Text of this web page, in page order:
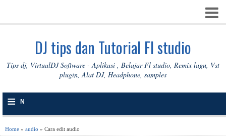
DJ tips dan Tutorial Fl studio
Tips dj, VirtualDJ Software - Aplikasi , Belajar Fl studio, Remix lagu, Vst
plugin, Alat DJ, Headphone, samples
≡ N
Home » audio » Cara edit audio